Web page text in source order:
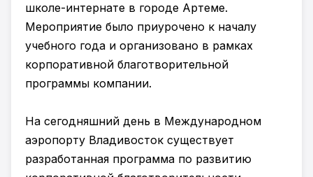
школе-интернате в городе Артеме.
Мероприятие было приурочено к началу
учебного года и организовано в рамках
корпоративной благотворительной
программы компании.
На сегодняшний день в Международном
аэропорту Владивосток существует
разработанная программа по развитию